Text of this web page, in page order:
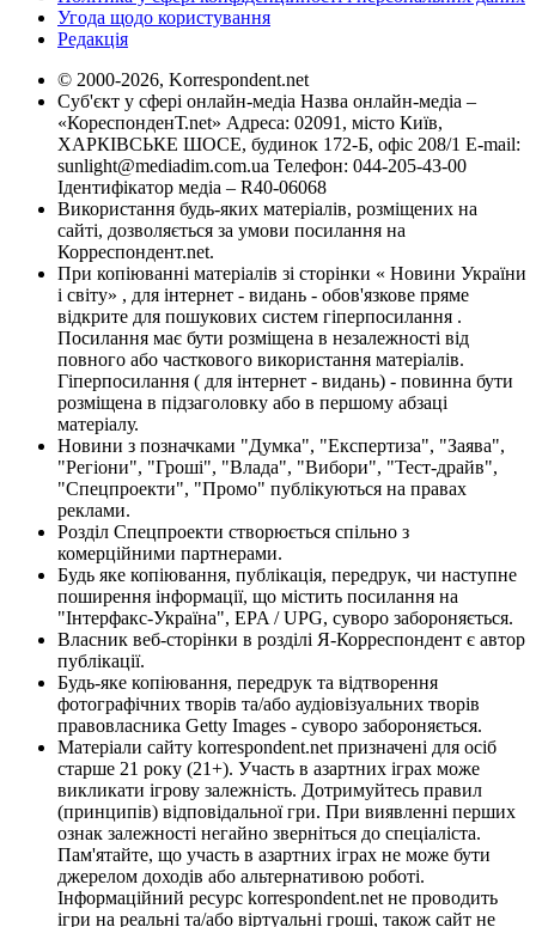
Угода щодо користування
Редакція
© 2000-2026, Korrespondent.net
Суб'єкт у сфері онлайн-медіа Назва онлайн-медіа –
«КореспонденТ.net» Адреса: 02091, місто Київ,
ХАРКІВСЬКЕ ШОСЕ, будинок 172-Б, офіс 208/1 E-mail:
sunlight@mediadim.com.ua Телефон: 044-205-43-00
Ідентифікатор медіа – R40-06068
Використання будь-яких матеріалів, розміщених на
сайті, дозволяється за умови посилання на
Корреспондент.net.
При копіюванні матеріалів зі сторінки « Новини України
і світу» , для інтернет - видань - обов'язкове пряме
відкрите для пошукових систем гіперпосилання .
Посилання має бути розміщена в незалежності від
повного або часткового використання матеріалів.
Гіперпосилання ( для інтернет - видань) - повинна бути
розміщена в підзаголовку або в першому абзаці
матеріалу.
Новини з позначками "Думка", "Експертиза", "Заява",
"Регіони", "Гроші", "Влада", "Вибори", "Тест-драйв",
"Спецпроекти", "Промо" публікуються на правах
реклами.
Розділ Спецпроекти створюється спільно з
комерційними партнерами.
Будь яке копіювання, публікація, передрук, чи наступне
поширення інформації, що містить посилання на
"Інтерфакс-Україна", EPA / UPG, суворо забороняється.
Власник веб-сторінки в розділі Я-Корреспондент є автор
публікації.
Будь-яке копіювання, передрук та відтворення
фотографічних творів та/або аудіовізуальних творів
правовласника Getty Images - суворо забороняється.
Матеріали сайту korrespondent.net призначені для осіб
старше 21 року (21+). Участь в азартних іграх може
викликати ігрову залежність. Дотримуйтесь правил
(принципів) відповідальної гри. При виявленні перших
ознак залежності негайно зверніться до спеціаліста.
Пам'ятайте, що участь в азартних іграх не може бути
джерелом доходів або альтернативою роботі.
Інформаційний ресурс korrespondent.net не проводить
ігри на реальні та/або віртуальні гроші, також сайт не